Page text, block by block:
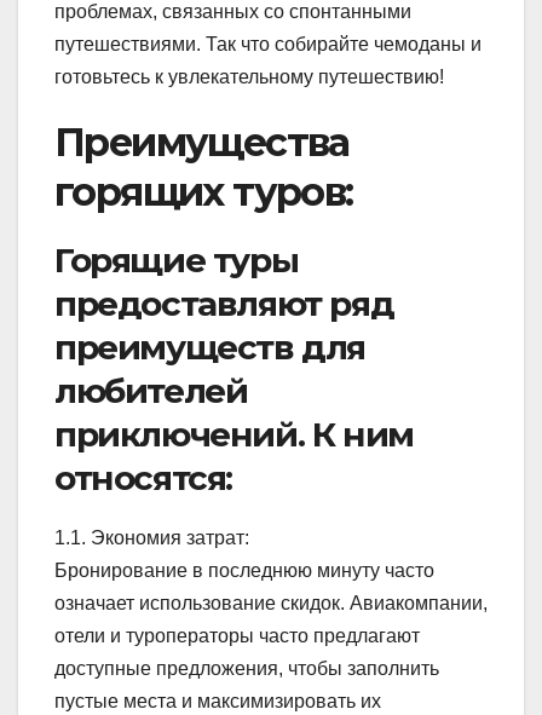
проблемах, связанных со спонтанными
путешествиями. Так что собирайте чемоданы и
готовьтесь к увлекательному путешествию!
Преимущества
горящих туров:
Горящие туры
предоставляют ряд
преимуществ для
любителей
приключений. К ним
относятся:
1.1. Экономия затрат:
Бронирование в последнюю минуту часто
означает использование скидок. Авиакомпании,
отели и туроператоры часто предлагают
доступные предложения, чтобы заполнить
пустые места и максимизировать их